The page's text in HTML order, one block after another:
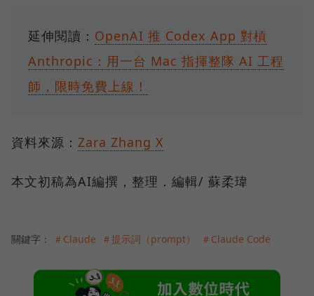
延伸閱讀： OpenAI 推 Codex App 對槓
Anthropic：用一台 Mac 指揮整隊 AI 工程
師，限時免費上線！
資料來源： Zara Zhang X
本文初稿為AI編撰，整理．編輯/ 蘇柔瑋
關鍵字： ＃Claude ＃提示詞（prompt） ＃Claude Code